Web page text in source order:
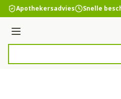
Ga naar de inhoud
Apothekersadvies Snelle
Menu